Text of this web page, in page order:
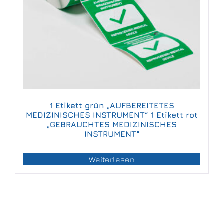
1 Etikett grün „AUFBEREITETES
MEDIZINISCHES INSTRUMENT“ 1 Etikett rot
„GEBRAUCHTES MEDIZINISCHES
INSTRUMENT“
Weiterlesen